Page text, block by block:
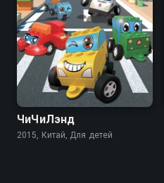
7.7
ЧиЧиЛэнд
2015, Китай, Для детей